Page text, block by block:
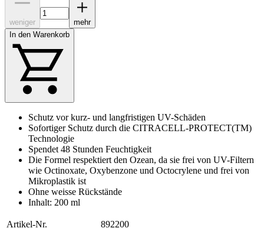
weniger
mehr
In den Warenkorb
Schutz vor kurz- und langfristigen UV-Schäden
Sofortiger Schutz durch die CITRACELL-PROTECT(TM)
Technologie
Spendet 48 Stunden Feuchtigkeit
Die Formel respektiert den Ozean, da sie frei von UV-Filtern
wie Octinoxate, Oxybenzone und Octocrylene und frei von
Mikroplastik ist
Ohne weisse Rückstände
Inhalt: 200 ml
Artikel-Nr.
892200